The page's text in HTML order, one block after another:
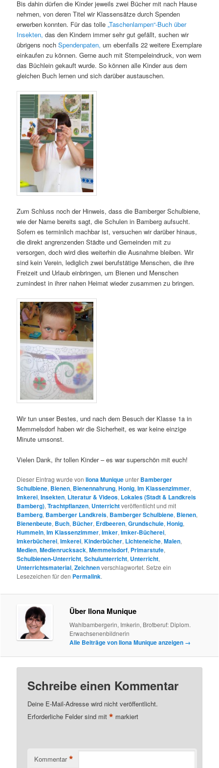
Bis dahin dürfen die Kinder jeweils zwei Bücher mit nach Hause
nehmen, von deren Titel wir Klassensätze durch Spenden
erwerben konnten. Für das tolle„Taschenlampen“-Buch über
Insekten, das den Kindern immer sehr gut gefällt, suchen wir
übrigens nochSpendenpaten, um ebenfalls 22 weitere Exemplare
einkaufen zu können. Gerne auch mit Stempeleindruck, von wem
das Büchlein gekauft wurde. So können alle Kinder aus dem
gleichen Buch lernen und sich darüber austauschen.
Zum Schluss noch der Hinweis, dass die Bamberger Schulbiene,
wie der Name bereits sagt, die Schulen in Bamberg aufsucht.
Sofern es terminlich machbar ist, versuchen wir darüber hinaus,
die direkt angrenzenden Städte und Gemeinden mit zu
versorgen, doch wird dies weiterhin die Ausnahme bleiben. Wir
sind kein Verein, lediglich zwei berufstätige Menschen, die ihre
Freizeit und Urlaub einbringen, um Bienen und Menschen
zumindest in ihrer nahen Heimat wieder zusammen zu bringen.
Wir tun unser Bestes, und nach dem Besuch der Klasse 1a in
Memmelsdorf haben wir die Sicherheit, es war keine einzige
Minute umsonst.
Vielen Dank, ihr tollen Kinder – es war superschön mit euch!
Dieser Eintrag wurde vonIlona Muniqueunter Bamberger
Schulbiene, Bienen, Bienennahrung,Honig,Im Klassenzimmer,
Imkerei,Insekten, Literatur & Videos, Lokales (Stadt & Landkreis
Bamberg),Trachtpflanzen, Unterrichtveröffentlicht und mit
Bamberg, Bamberger Landkreis, Bamberger Schulbiene, Bienen,
Bienenbeute, Buch, Bücher, Erdbeeren,Grundschule,Honig,
Hummeln,Im Klassenzimmer,Imker,Imker-Bücherei,
Imkerbücherei,Imkerei,Kinderbücher, Lichteneiche,Malen,
Medien,Medienrucksack,Memmelsdorf, Primarstufe,
Schulbienen-Unterricht,Schulunterricht, Unterricht,
Unterrichtsmaterial,Zeichnenverschlagwortet. Setze ein
Lesezeichen für den Permalink.
Über Ilona Munique
Wahlbambergerin, Imkerin, Brotberuf: Diplom.
Erwachsenenbildnerin
Alle Beiträge von Ilona Munique anzeigen →
Schreibe einen Kommentar
Deine E-Mail-Adresse wird nicht veröffentlicht.
Erforderliche Felder sind mit* markiert
Kommentar *